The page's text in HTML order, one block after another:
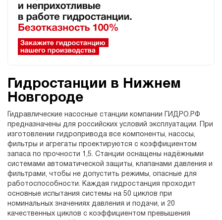
Гидростанции в Нижнем
Новгороде
Гидравлические насосные станции компании ГИДРО.РФ
предназначены для российских условий эксплуатации. При
изготовлении гидропривода все компоненты, насосы,
фильтры и агрегаты проектируются с коэффициентом
запаса по прочности 1,5. Станции оснащены надёжными
системами автоматической защиты, клапанами давления и
фильтрами, чтобы не допустить режимы, опасные для
работоспособности. Каждая гидростанция проходит
основные испытания системы на 50 циклов при
номинальных значениях давления и подачи, и 20
качественных циклов с коэффициентом превышения